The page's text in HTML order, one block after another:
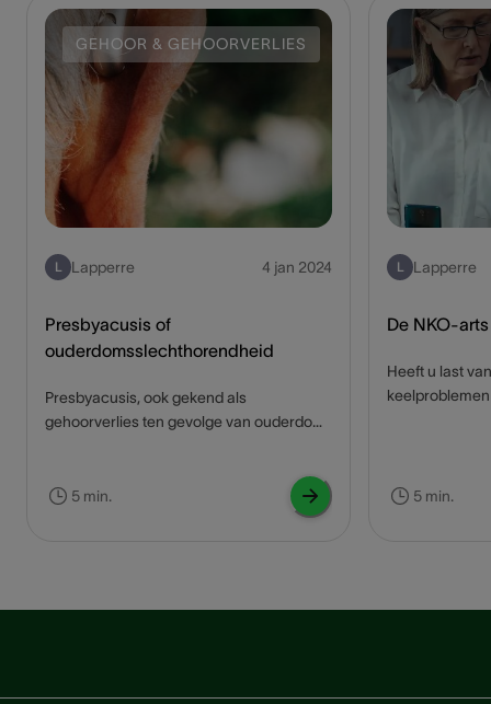
GEHOOR & GEHOORVERLIES
L Lapperre 4 jan 2024
Presbyacusis of
ouderdomsslechthorendheid
Presbyacusis, ook gekend als
gehoorverlies ten gevolge van ouderdom,
hebben op de levenskwaliteit en sociale
5 min.
L Lapperre
De NKO-arts
Heeft u last
stellen van
5 min.